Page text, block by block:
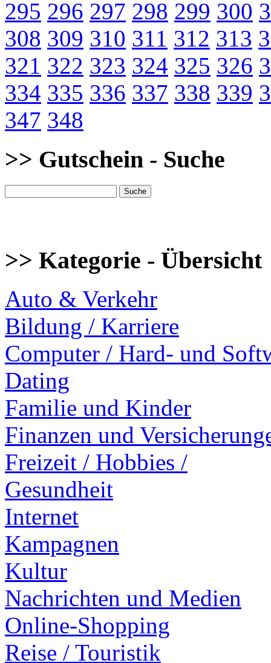
295 296 297 298 299 300
308 309 310 311 312 313
321 322 323 324 325 326
334 335 336 337 338 339
347 348
>> Gutschein - Suche
>> Kategorie - Übersicht
Auto & Verkehr
Bildung / Karriere
Computer / Hard- und
Dating
Familie und Kinder
Finanzen und
Freizeit / Hobbies /
Gesundheit
Internet
Kampagnen
Kultur
Nachrichten und Medien
Online-Shopping
Reise / Touristik